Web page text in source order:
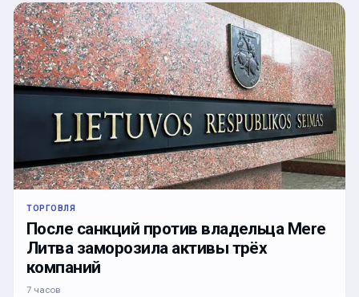
ТОРГОВЛЯ
После санкций против владельца Mere
Литва заморозила активы трёх
компаний
7 часов